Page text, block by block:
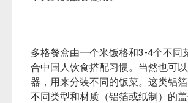
多格餐盒由一个米饭格和3-4个不同
合中国人饮食搭配习惯。当然也可
器，用来分装不同的饭菜。这类铝
不同类型和材质（铝箔或纸制）的